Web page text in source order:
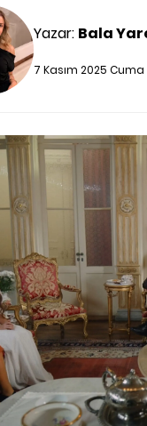
Yazar: Bala
7 Kasım 2025 Cuma